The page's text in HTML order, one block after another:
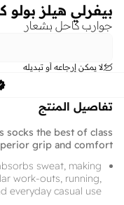
بيفرلي هيلز بولو
جوارب كاحل بشعار
لا يمكن إرجاعه أو تبديله
تفاصيل المنتج
socks the best of class
grip and comfort
sweat, making
work-outs, running,
everyday casual use